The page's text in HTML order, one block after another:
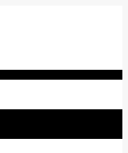
Holistik, Teknologi, dan